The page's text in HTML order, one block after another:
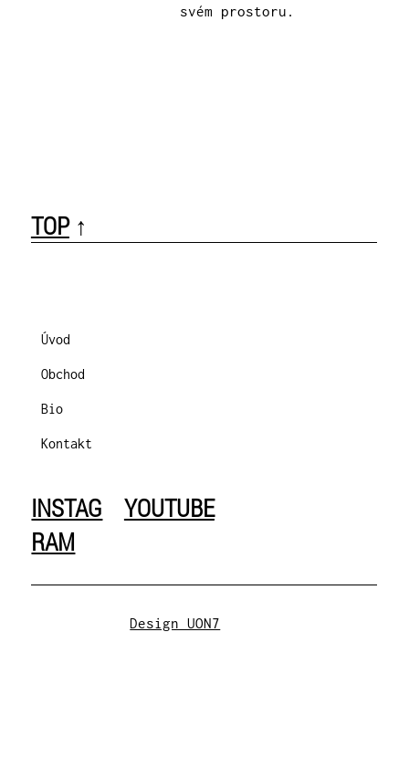
svém prostoru.
INSTAG
RAM
YOUTUBE
Úvod
Obchod
Bio
Kontakt
TOP↑
Design UON7